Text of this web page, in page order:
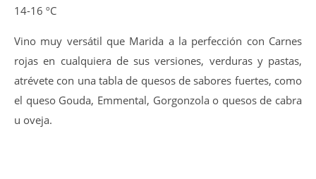
14-16 ºC
Vino muy versátil que Marida a la perfección con Carnes
rojas en cualquiera de sus versiones, verduras y pastas,
atrévete con una tabla de quesos de sabores fuertes, como
el queso Gouda, Emmental, Gorgonzola o quesos de cabra
u oveja.